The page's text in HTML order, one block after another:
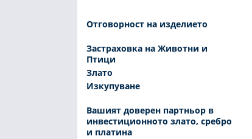
Отговорност на изделието
Застраховка на Животни и
Птици
Злато
Изкупуване
Вашият доверен партньор в
инвестиционното злато, сребро
и платина